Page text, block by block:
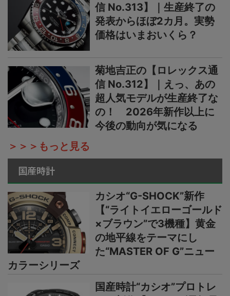
信 No.313】｜生産終了の
発表からほぼ2カ月。実勢
価格はいまおいくら？
菊地吉正の【ロレックス通
信 No.312】｜えっ、あの
超人気モデルが生産終了な
の！ 2026年新作以上に
今後の動向が気になる
＞＞＞もっと見る
国産時計
カシオ“G-SHOCK”新作
【“ライトイエローゴールド
×ブラウン”で3機種】黄金
の地平線をテーマにし
た“MASTER OF G”ニュー
カラーシリーズ
国産時計“カシオ”プロトレ